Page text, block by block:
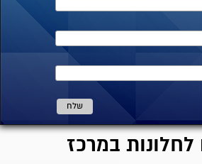
לחלונות במרכז